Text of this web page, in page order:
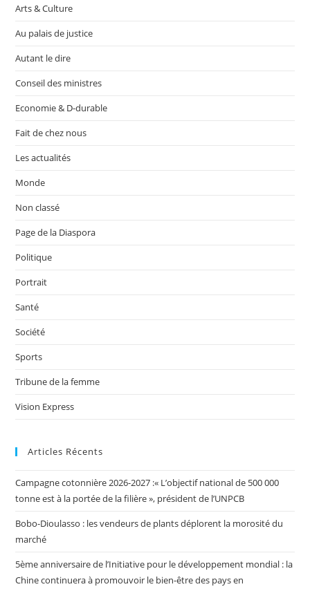
Arts & Culture
Au palais de justice
Autant le dire
Conseil des ministres
Economie & D-durable
Fait de chez nous
Les actualités
Monde
Non classé
Page de la Diaspora
Politique
Portrait
Santé
Société
Sports
Tribune de la femme
Vision Express
Articles Récents
Campagne cotonnière 2026-2027 :« L’objectif national de 500 000
tonne est à la portée de la filière », président de l’UNPCB
Bobo-Dioulasso : les vendeurs de plants déplorent la morosité du
marché
5ème anniversaire de l’Initiative pour le développement mondial : la
Chine continuera à promouvoir le bien-être des pays en